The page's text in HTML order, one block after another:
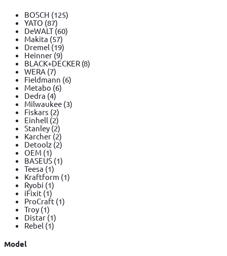
BOSCH (125)
YATO (87)
DeWALT(60)
Makita (57)
Dremel (19)
Heinner(9)
BLACK+DECKER (8)
WERA (7)
Fieldmann (6)
Metabo (6)
Dedra (4)
Milwaukee (3)
Fiskars (2)
Einhell (2)
Stanley(2)
Karcher(2)
Detoolz (2)
OEM (1)
BASEUS (1)
Teesa (1)
Kraftform (1)
Ryobi (1)
iFixit (1)
ProCraft (1)
Troy (1)
Distar(1)
Rebel (1)
Model